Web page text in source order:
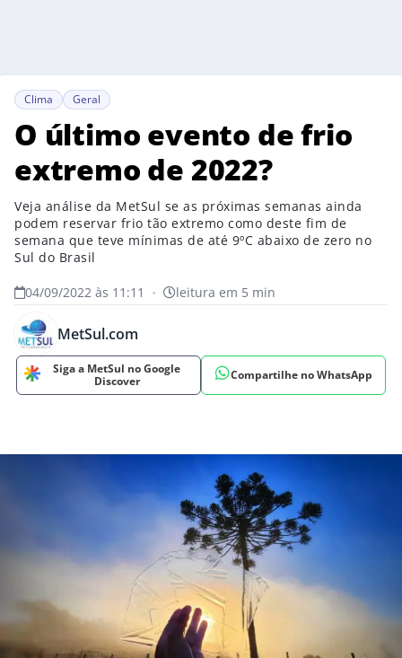
Clima Geral
O último evento de frio
extremo de 2022?
Veja análise da MetSul se as próximas semanas ainda
podem reservar frio tão extremo como deste fim de
semana que teve mínimas de até 9ºC abaixo de zero no
Sul do Brasil
04/09/2022 às 11:11 • leitura em 5 min
MetSul.com
Siga a MetSul no Google
Discover
Compartilhe no WhatsApp